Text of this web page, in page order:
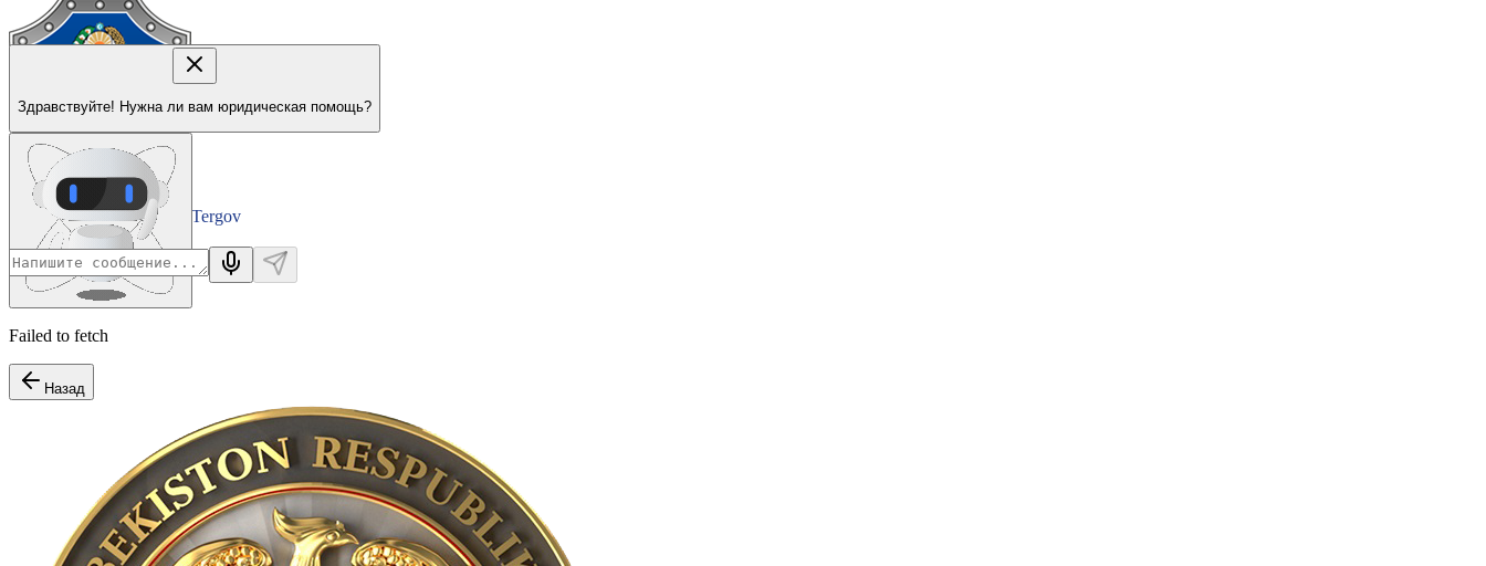
Tergov
Departamenti
Здравствуйте! Нужна ли вам юридическая помощь?
Failed to fetch
Назад